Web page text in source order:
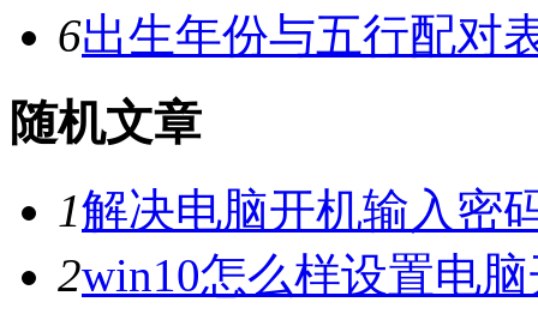
6出生年份与五行配对
随机文章
1解决电脑开机输入密
2win10怎么样设置电